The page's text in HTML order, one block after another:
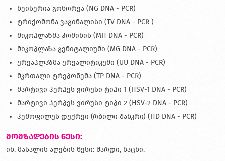
ნეისერია გონორეა (NG DNA - PCR)
ტრიქომონა ვაგინალისი (TV DNA - PCR )
მიკოპლაზმა ჰომინის (MH DNA - PCR)
მიკოპლაზა გენიტალიუმი (MG DNA - PCR)
ურეაპლაზმა ურეალიტიკუმი (UU DNA - PCR)
მკრთალი ტრეპონემა (TP DNA - PCR)
მარტივი ჰერპეს ვირუსი ტიპი 1 (HSV-1 DNA - PCR)
მარტივი ჰერპეს ვირუსი ტიპი 2 (HSV-2 DNA - PCR)
ჰემოფილუს დუქრეი (რბილი შანკრი) (HD DNA - PCR)
მომზადების წესი:
იხ. მასალის აღების წესი: შარდი, ნაცხი.